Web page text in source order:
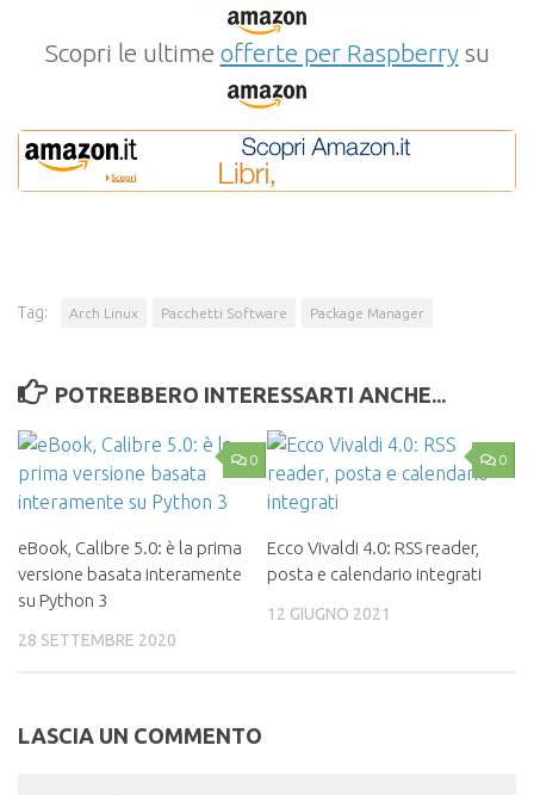
Scopri le ultime offerte per Raspberrysu
Tag: Arch Linux Pacchetti Software Package Manager
POTREBBERO INTERESSARTI ANCHE...
0
eBook, Calibre 5.0: è la prima
versione basata interamente
su Python 3
28 SETTEMBRE 2020
0
Ecco Vivaldi 4.0: RSS reader,
posta e calendario integrati
12 GIUGNO 2021
LASCIA UN COMMENTO